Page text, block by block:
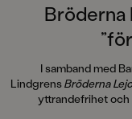
Bröderna
I samband med
LindgrensBröderna
yttrandefrihet och